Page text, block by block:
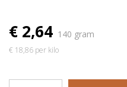
€ 2,64 140 gram
€ 18,86 per kilo